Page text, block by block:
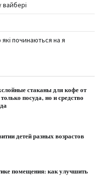
вайбері
починаються на я
стаканы для кофе от
посуда, но и средство
детей разных возрастов
помещения: как улучшить